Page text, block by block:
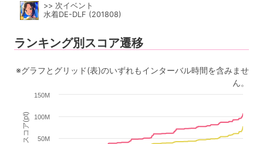
>> 次イベント
水着DE-DLF (201808)
ランキング別スコア遷移
※グラフとグリッド(表)のいずれもインターバル時間を含みませ
ん。
スコア(pt) 50M
100M
150M